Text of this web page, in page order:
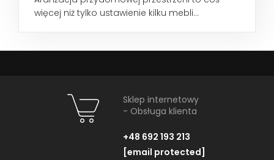
więcej niż tylko ustawienie kilku mebli...
Sklep internetowy
- Obsługa klienta
+48 692 193 213
[email protected]